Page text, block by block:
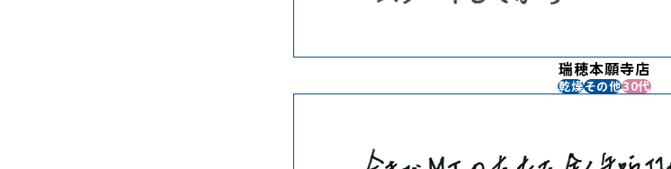
瑞穂本願寺店
乾燥その他30代